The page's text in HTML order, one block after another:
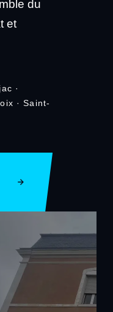
du
et
·
· Saint-